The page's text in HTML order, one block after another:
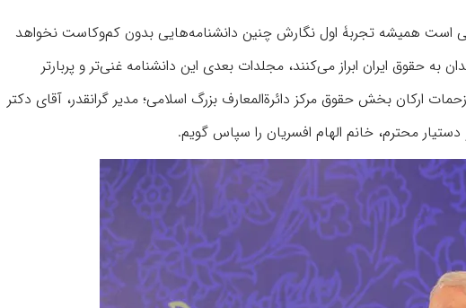
است همیشه تجربۀ اول نگارش چنین دانشنامه‌هایی بدون کم‌وکاست نخواهد
به حقوق ایران ابراز می‌کنند، مجلدات بعدی این دانشنامه غنی‌تر و پربارتر
ارکان بخش حقوق مرکز دائرةالمعارف بزرگ اسلامی؛ مدیر گرانقدر، آقای دکتر
محترم، خانم الهام افسریان را سپاس گویم.